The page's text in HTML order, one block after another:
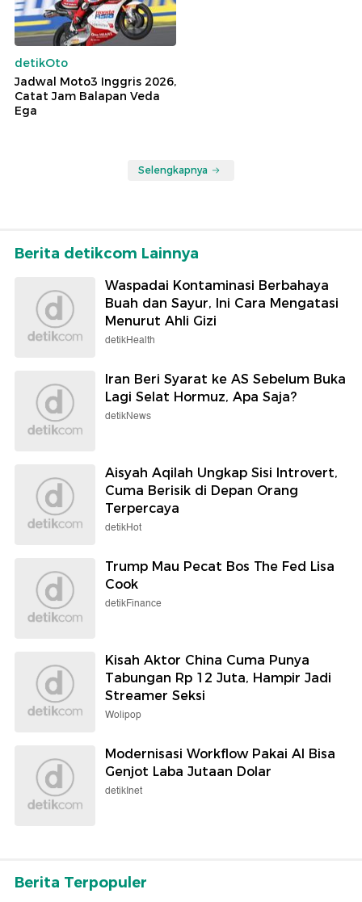
detikOto
Jadwal Moto3 Inggris 2026,
Catat Jam Balapan Veda
Ega
Selengkapnya
Berita detikcom Lainnya
Waspadai Kontaminasi Berbahaya
Buah dan Sayur, Ini Cara Mengatasi
Menurut Ahli Gizi
detikHealth
Iran Beri Syarat ke AS Sebelum Buka
Lagi Selat Hormuz, Apa Saja?
detikNews
Aisyah Aqilah Ungkap Sisi Introvert,
Cuma Berisik di Depan Orang
Terpercaya
detikHot
Trump Mau Pecat Bos The Fed Lisa
Cook
detikFinance
Kisah Aktor China Cuma Punya
Tabungan Rp 12 Juta, Hampir Jadi
Streamer Seksi
Wolipop
Modernisasi Workflow Pakai AI Bisa
Genjot Laba Jutaan Dolar
detikInet
Berita Terpopuler